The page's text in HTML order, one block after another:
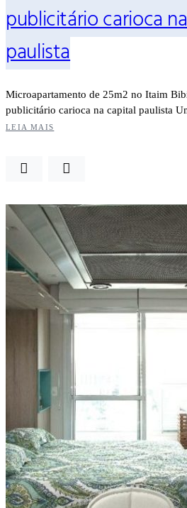
publicitário carioca
paulista
Microapartamento de 25m2 no Itaim
publicitário carioca na capital paulista
LEIA MAIS